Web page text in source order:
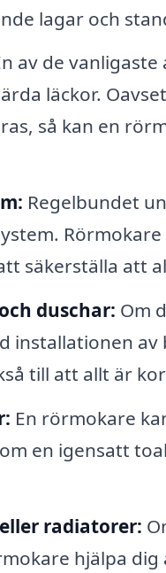
lagar och
av de
läckor.
så kan en
Regelbundet
säkerställa att
duschar: Om
installationen av
till att allt är
En rörmokare
en igensatt
radiatorer:
hjälpa